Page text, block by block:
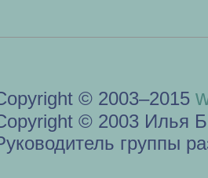
© 2003–2015
© 2003 Илья
группы